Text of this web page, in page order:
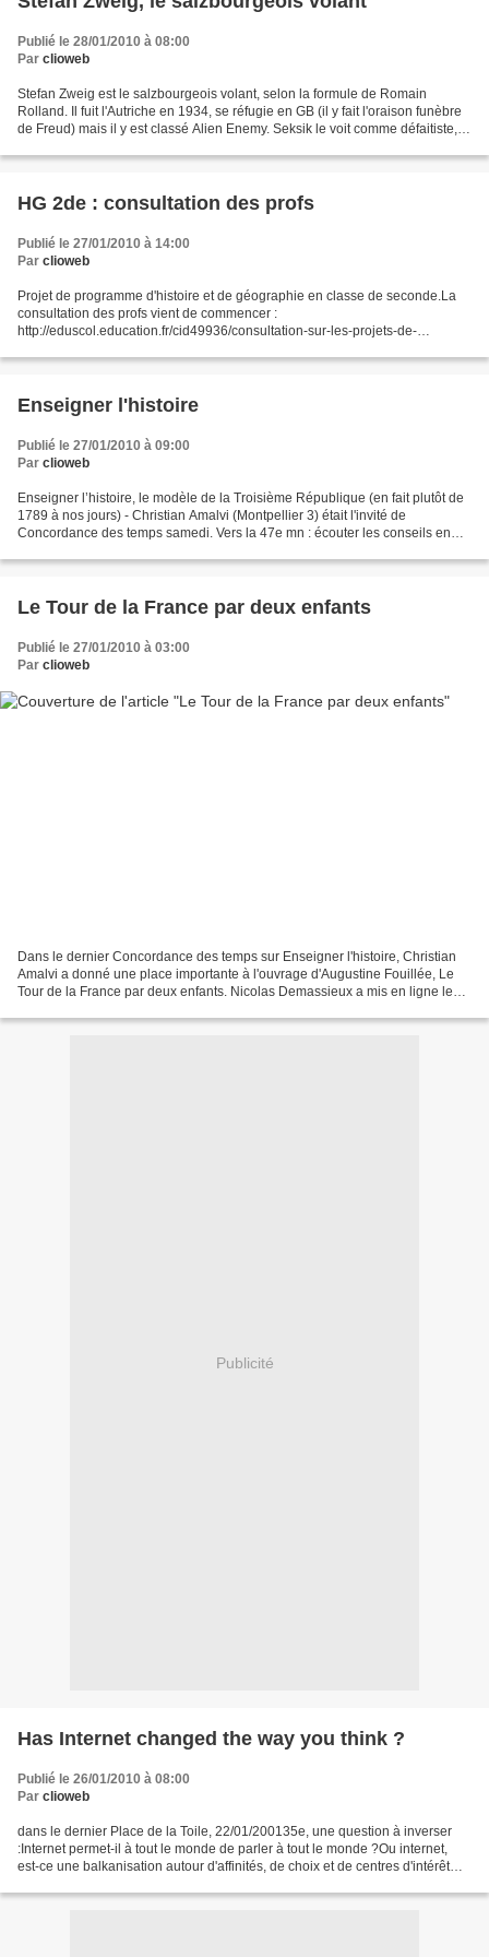
Publié le 28/01/2010 à 08:00
Par clioweb
Stefan Zweig est le salzbourgeois volant, selon la formule de Romain
Rolland. Il fuit l'Autriche en 1934, se réfugie en GB (il y fait l'oraison funèbre
de Freud) mais il y est classé Alien Enemy. Seksik le voit comme défaitiste, à
HG 2de : consultation des profs
Publié le 27/01/2010 à 14:00
Par clioweb
Projet de programme d'histoire et de géographie en classe de seconde.La
consultation des profs vient de commencer :
http://eduscol.education.fr/cid49936/consultation-sur-les-projets-de-
Enseigner l'histoire
Publié le 27/01/2010 à 09:00
Par clioweb
Enseigner l’histoire, le modèle de la Troisième République (en fait plutôt de
1789 à nos jours) - Christian Amalvi (Montpellier 3) était l'invité de
Concordance des temps samedi. Vers la 47e mn : écouter les conseils en
Le Tour de la France par deux enfants
Publié le 27/01/2010 à 03:00
Par clioweb
Dans le dernier Concordance des temps sur Enseigner l'histoire, Christian
Amalvi a donné une place importante à l'ouvrage d'Augustine Fouillée, Le
Tour de la France par deux enfants. Nicolas Demassieux a mis en ligne le
Publicité
Has Internet changed the way you think ?
Publié le 26/01/2010 à 08:00
Par clioweb
dans le dernier Place de la Toile, 22/01/200135e, une question à inverser
:Internet permet-il à tout le monde de parler à tout le monde ?Ou internet,
est-ce une balkanisation autour d'affinités, de choix et de centres d'intérêt